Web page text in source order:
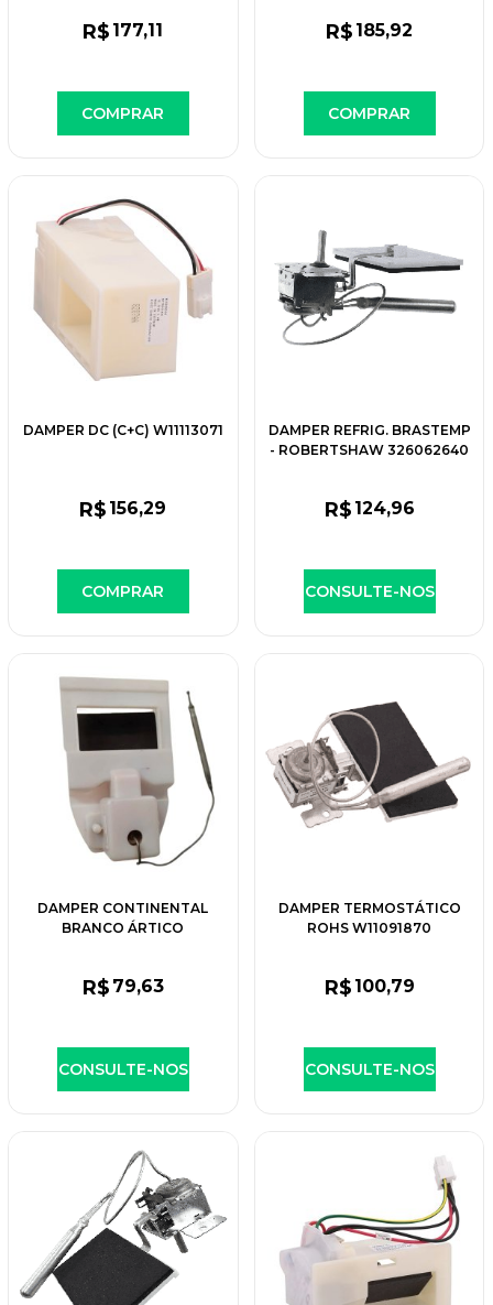
R$ 177,11
COMPRAR
R$ 185,92
COMPRAR
DAMPER DC (C+C) W11113071
R$ 156,29
COMPRAR
DAMPER REFRIG. BRASTEMP
- ROBERTSHAW 326062640
R$ 124,96
CONSULTE-NOS
DAMPER CONTINENTAL
BRANCO ÁRTICO
R$ 79,63
CONSULTE-NOS
DAMPER TERMOSTÁTICO
ROHS W11091870
R$ 100,79
CONSULTE-NOS